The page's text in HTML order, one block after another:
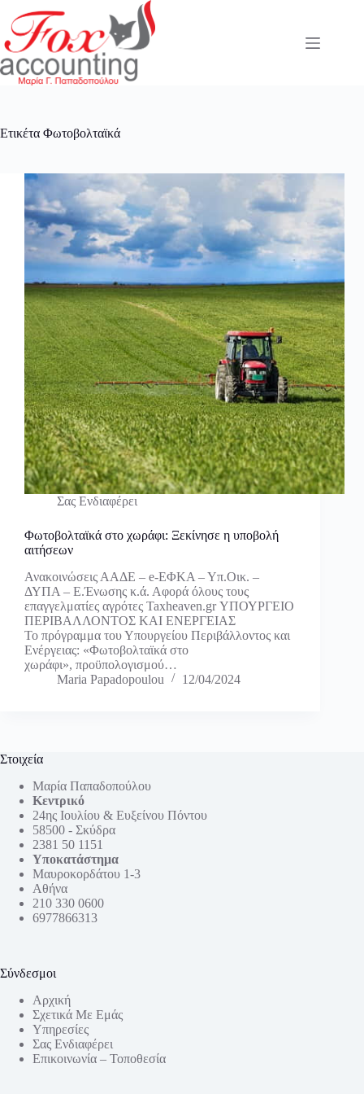
στο
περιεχόμενο
Ετικέτα Φωτοβολταϊκά
Σας Ενδιαφέρει
Φωτοβολταϊκά στο χωράφι: Ξεκίνησε η υποβολή
αιτήσεων
Ανακοινώσεις ΑΑΔΕ – e-ΕΦΚΑ – Υπ.Οικ. –
ΔΥΠΑ – Ε.Ένωσης κ.ά. Αφορά όλους τους
επαγγελματίες αγρότες Taxheaven.gr ΥΠΟΥΡΓΕΙΟ
ΠΕΡΙΒΑΛΛΟΝΤΟΣ ΚΑΙ ΕΝΕΡΓΕΙΑΣ
Το πρόγραμμα του Υπουργείου Περιβάλλοντος και
Ενέργειας: «Φωτοβολταϊκά στο
χωράφι», προϋπολογισμού…
Maria Papadopoulou
12/04/2024
Στοιχεία
Μαρία Παπαδοπούλου
Κεντρικό
24ης Ιουλίου & Ευξείνου Πόντου
58500 - Σκύδρα
2381 50 1151
Υποκατάστημα
Μαυροκορδάτου 1-3
Αθήνα
210 330 0600
6977866313
Σύνδεσμοι
Αρχική
Σχετικά Με Εμάς
Υπηρεσίες
Σας Ενδιαφέρει
Επικοινωνία – Τοποθεσία